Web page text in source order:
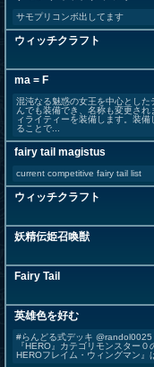
サモプリコンボ出してます
ウィッチクラフト
ma = F
混沌なる魅惑の女王を中心とし
んでも装備でき、名称も変更さ
ィライティーを装備します。装
ることで...
fairy tail magistus
current competitive fairy tail list
ウィッチクラフト
妖精伝姫召喚獣
Fairy Tail
英雄色を好む
#らんどる式デッキ
『HERO』カテゴリモンスター
HEROフレイム・ウィングマン』